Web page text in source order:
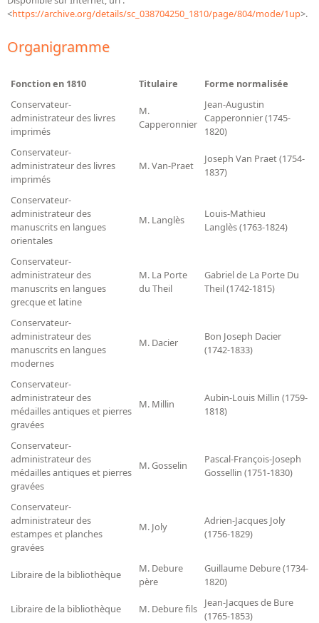
<https://archive.org/details/sc_038704250_1810/page/804/mode/1up>.
Organigramme
Fonction en 1810 Titulaire
Forme normalisée
Conservateur-
administrateur des livres
imprimés
M.
Capperonnier
Jean-Augustin
Capperonnier (1745-
1820)
Conservateur-
administrateur des livres
imprimés
M. Van-Praet
Joseph Van Praet (1754-
1837)
Conservateur-
administrateur des
manuscrits en langues
orientales
M. Langlès
Louis-Mathieu
Langlès (1763-1824)
Conservateur-
administrateur des
manuscrits en langues
grecque et latine
M. La Porte
du Theil
Gabriel de La Porte Du
Theil (1742-1815)
Conservateur-
administrateur des
manuscrits en langues
modernes
M. Dacier
Bon Joseph Dacier
(1742-1833)
Conservateur-
administrateur des
médailles antiques et pierres
gravées
M. Millin
Aubin-Louis Millin (1759-
1818)
Conservateur-
administrateur des
médailles antiques et pierres
gravées
M. Gosselin
Pascal-François-Joseph
Gossellin (1751-1830)
Conservateur-
administrateur des
estampes et planches
gravées
M. Joly
Adrien-Jacques Joly
(1756-1829)
Libraire de la bibliothèque
M. Debure
père
Guillaume Debure (1734-
1820)
Libraire de la bibliothèque M. Debure fils
Jean-Jacques de Bure
(1765-1853)